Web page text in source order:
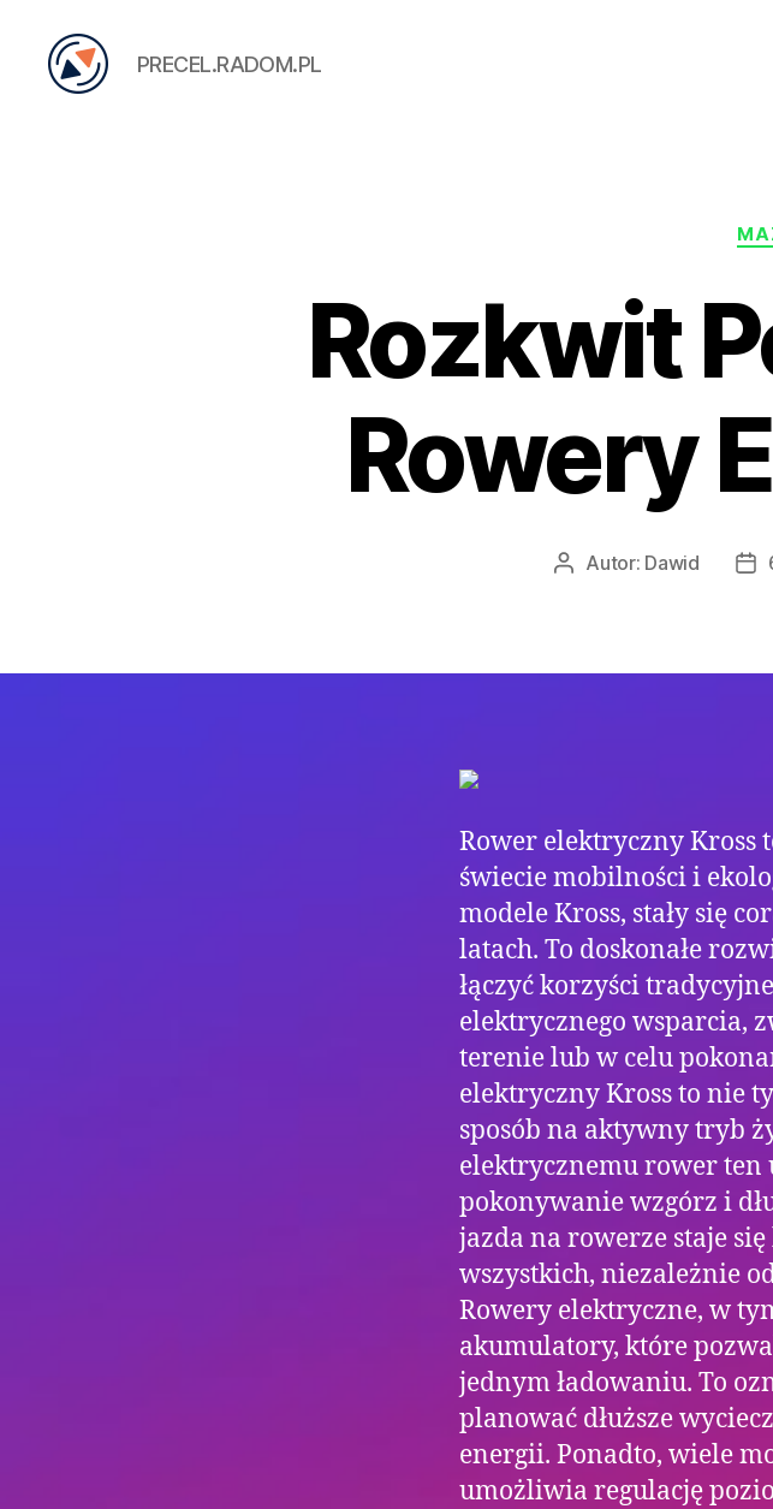
PRECEL.RADOM.PL
Rozkwit
Rowery
AutorAutor: Dawid
Rower elektryczny
świecie mobilności i
modele Kross, stały się
latach. To doskonałe
łączyć korzyści
elektrycznego wsparcia,
terenie lub w celu
elektryczny Kross to nie
sposób na aktywny tryb
elektrycznemu rower ten
pokonywanie wzgórz i
jazda na rowerze staje
wszystkich, niezależnie
Rowery elektryczne, w
akumulatory, które
jednym ładowaniu. To
planować dłuższe
energii. Ponadto, wiele
umożliwia regulację